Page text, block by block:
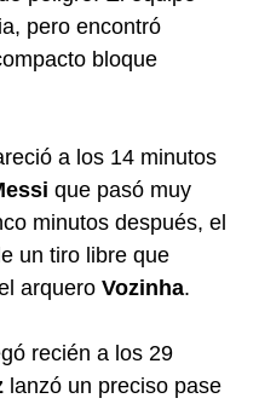
pero encontró
bloque
a los 14 minutos
que pasó muy
minutos después, el
un tiro libre que
arquero Vozinha.
recién a los 29
lanzó un preciso pase